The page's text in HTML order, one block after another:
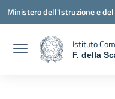
Vai ai contenuti
Vai al menu di navigazione
Vai al footer
Ministero dell'Istruzione e
Istituto
F. della